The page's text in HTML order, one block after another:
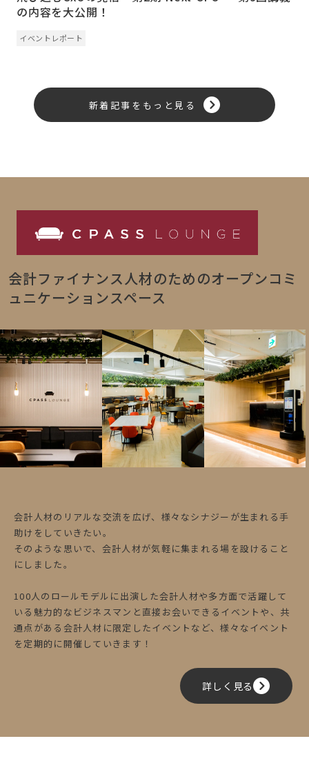
の内容を大公開！
イベントレポート
新着記事をもっと見る
会計ファイナンス人材のためのオープンコミ
ュニケーションスペース
会計人材のリアルな交流を広げ、様々なシナジーが生まれる手
助けをしていきたい。
そのような思いで、会計人材が気軽に集まれる場を設けること
にしました。
100人のロールモデルに出演した会計人材や多方面で活躍して
いる魅力的なビジネスマンと直接お会いできるイベントや、共
通点がある会計人材に限定したイベントなど、様々なイベント
を定期的に開催していきます！
詳しく見る